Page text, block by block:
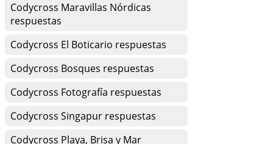
Codycross Maravillas Nórdicas
respuestas
Codycross El Boticario respuestas
Codycross Bosques respuestas
Codycross Fotografía respuestas
Codycross Singapur respuestas
Codycross Playa, Brisa y Mar